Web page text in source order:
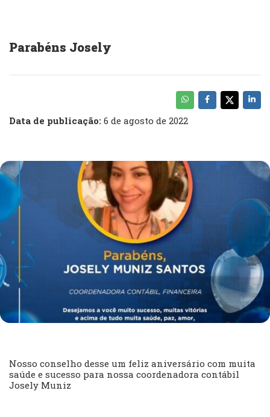
Parabéns Josely
Data de publicação: 6 de agosto de 2022
Nosso conselho desse um feliz aniversário com muita
saúde e sucesso para nossa coordenadora contábil
Josely Muniz